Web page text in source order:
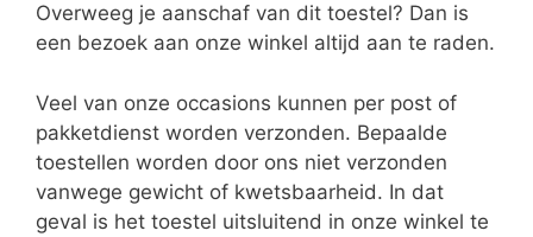
Overweeg je aanschaf van dit toestel? Dan is
een bezoek aan onze winkel altijd aan te raden.
Veel van onze occasions kunnen per post of
pakketdienst worden verzonden. Bepaalde
toestellen worden door ons niet verzonden
vanwege gewicht of kwetsbaarheid. In dat
geval is het toestel uitsluitend in onze winkel te